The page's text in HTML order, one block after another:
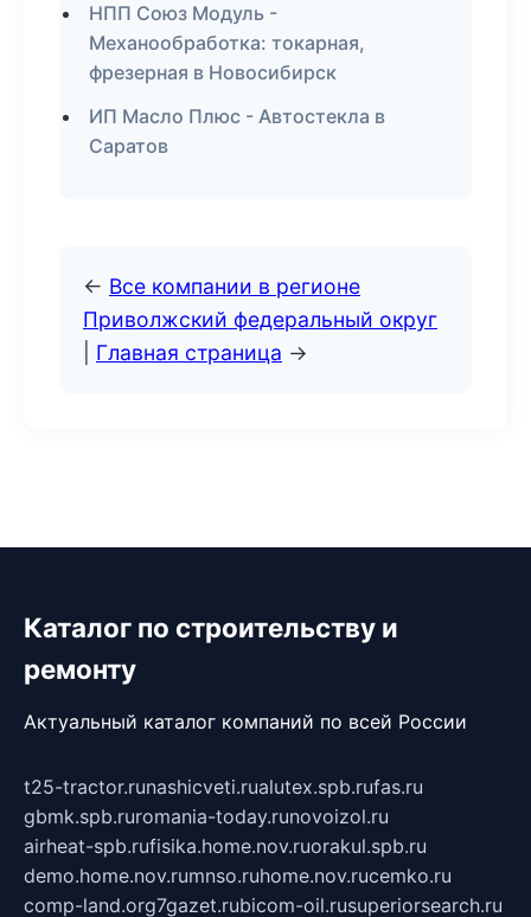
НПП Союз Модуль -
Механообработка: токарная,
фрезерная в Новосибирск
ИП Масло Плюс - Автостекла в
Саратов
← Все компании в регионе
Приволжский федеральный округ
Главная страница →
Каталог по строительству и
ремонту
Актуальный каталог компаний по всей России
t25-tractor.runashicveti.rualutex.spb.rufas.ru
gbmk.spb.ruromania-today.runovoizol.ru
airheat-spb.rufisika.home.nov.ruorakul.spb.ru
demo.home.nov.rumnso.ruhome.nov.rucemko.ru
comp-land.org7gazet.rubicom-oil.rusuperiorsearch.ru